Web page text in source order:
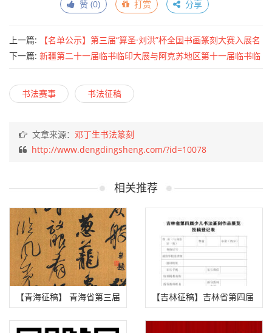
赞 (0) 打赏 分享
上一篇:
【名单公示】第三届“算圣·刘洪”杯全国书画篆刻大赛入展名
单
下一篇: 新疆第二十一届临书临印大展与阿克苏地区第十一届临书临
书法赛事 书法征稿
文章来源： 邓丁生书法篆刻
http://www.dengdingsheng.com/?id=10078
相关推荐
【青海征稿】 青海省第三届
中青年书法篆刻展 （2026
【吉林征稿】吉林省第四届
少儿书法篆刻作品展征稿启